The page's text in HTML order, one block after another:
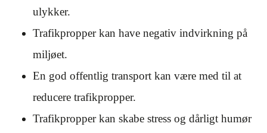
ulykker.
Trafikpropper kan have negativ indvirkning på
miljøet.
En god offentlig transport kan være med til at
reducere trafikpropper.
Trafikpropper kan skabe stress og dårligt humør